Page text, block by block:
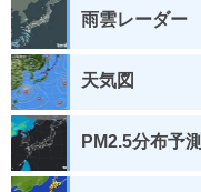
雨雲レーダー
天気図
PM2.5分布予測